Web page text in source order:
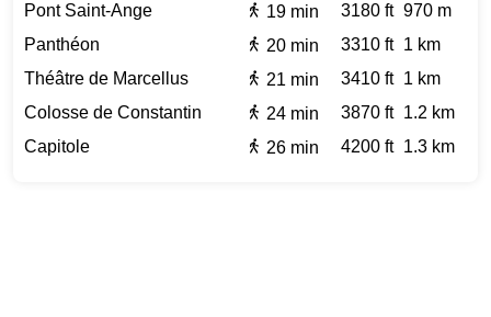
Pont Saint-Ange
19 min 3180 ft 970 m
Panthéon
20 min 3310 ft
1 km
Théâtre de Marcellus
21 min 3410 ft
1 km
Colosse de Constantin
24 min 3870 ft
1.2 km
Capitole
26 min 4200 ft 1.3 km